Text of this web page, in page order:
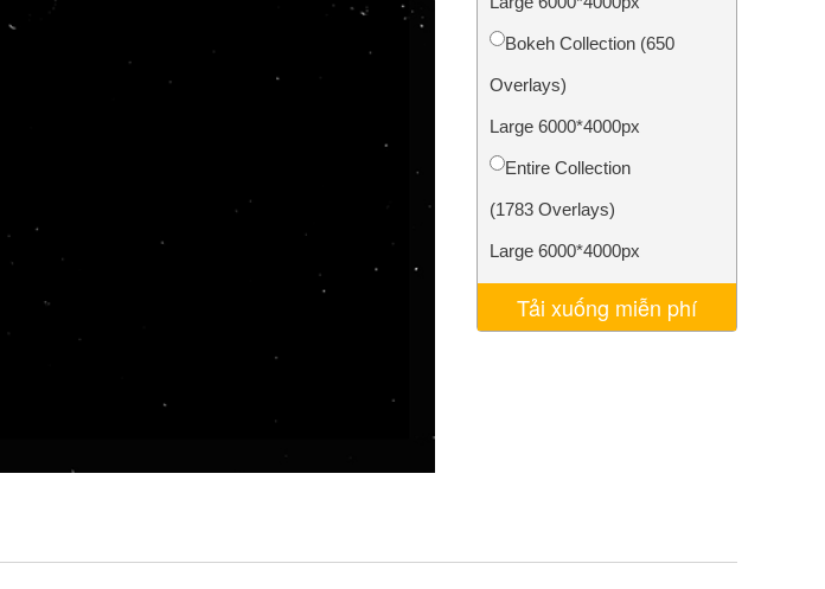
lại đồ trang sức Video Editing Services
Bokeh Collection (650
Overlays)
Large 6000*4000px
Entire Collection
(1783 Overlays)
Large 6000*4000px
Tải xuống miễn phí